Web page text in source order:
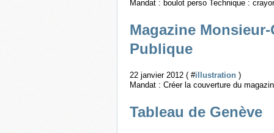
Mandat : boulot perso Technique :
Magazine
Publique
22 janvier 2012 ( #illustration )
Mandat : Créer la couverture du
Tableau de Genève